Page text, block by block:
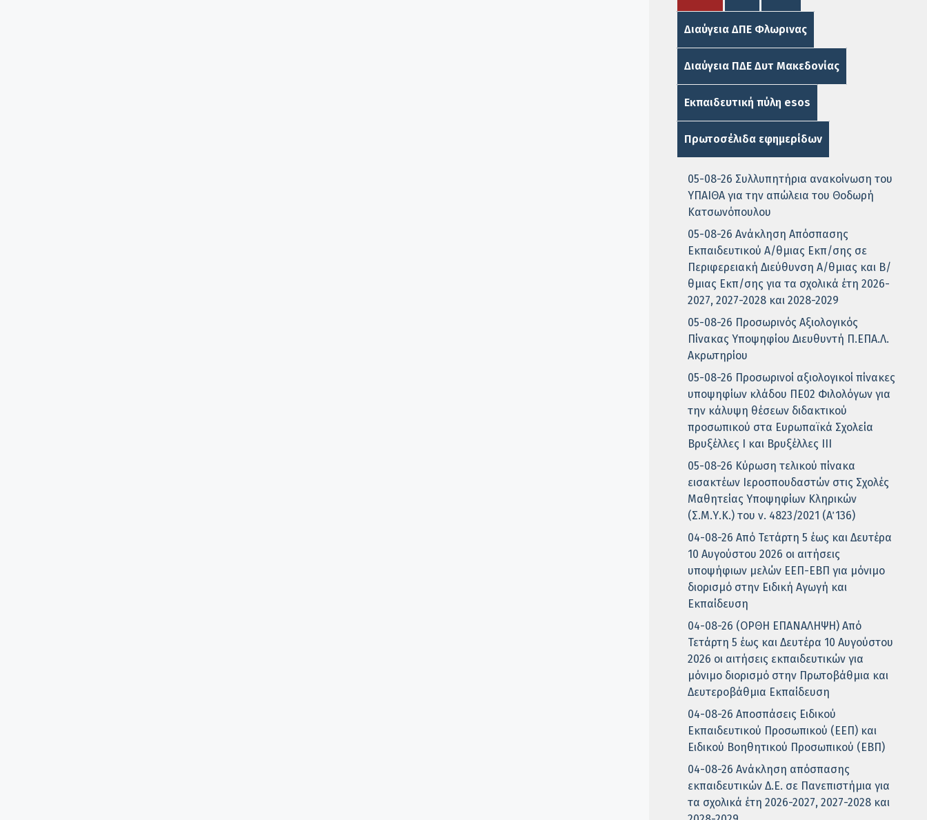
Διαύγεια ΔΠΕ Φλωρινας
Διαύγεια ΠΔΕ Δυτ Μακεδονίας
Εκπαιδευτική πύλη esos
Πρωτοσέλιδα εφημερίδων
05-08-26 Συλλυπητήρια ανακοίνωση του
ΥΠΑΙΘΑ για την απώλεια του Θοδωρή
Κατσωνόπουλου
05-08-26 Ανάκληση Απόσπασης
Εκπαιδευτικού Α/θμιας Εκπ/σης σε
Περιφερειακή Διεύθυνση Α/θμιας και Β/
θμιας Εκπ/σης για τα σχολικά έτη 2026-
2027, 2027-2028 και 2028-2029
05-08-26 Προσωρινός Αξιολογικός
Πίνακας Υποψηφίου Διευθυντή Π.ΕΠΑ.Λ.
Ακρωτηρίου
05-08-26 Προσωρινοί αξιολογικοί πίνακες
υποψηφίων κλάδου ΠΕ02 Φιλολόγων για
την κάλυψη θέσεων διδακτικού
προσωπικού στα Ευρωπαϊκά Σχολεία
Βρυξέλλες Ι και Βρυξέλλες ΙΙΙ
05-08-26 Κύρωση τελικού πίνακα
εισακτέων Ιεροσπουδαστών στις Σχολές
Μαθητείας Υποψηφίων Κληρικών
(Σ.Μ.Υ.Κ.) του ν. 4823/2021 (Α΄ 136)
04-08-26 Από Τετάρτη 5 έως και Δευτέρα
10 Αυγούστου 2026 οι αιτήσεις
υποψήφιων μελών ΕΕΠ-ΕΒΠ για μόνιμο
διορισμό στην Ειδική Αγωγή και
Εκπαίδευση
04-08-26 (ΟΡΘΗ ΕΠΑΝΑΛΗΨΗ) Από
Τετάρτη 5 έως και Δευτέρα 10 Αυγούστου
2026 οι αιτήσεις εκπαιδευτικών για
μόνιμο διορισμό στην Πρωτοβάθμια και
Δευτεροβάθμια Εκπαίδευση
04-08-26 Αποσπάσεις Ειδικού
Εκπαιδευτικού Προσωπικού (ΕΕΠ) και
Ειδικού Βοηθητικού Προσωπικού (ΕΒΠ)
04-08-26 Ανάκληση απόσπασης
εκπαιδευτικών Δ.Ε. σε Πανεπιστήμια για
τα σχολικά έτη 2026-2027, 2027-2028 και